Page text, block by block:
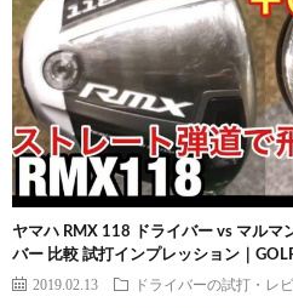
ヤマハ RMX 118 ドライバー vs マルマ
バー 比較 試打インプレッション｜
2019.02.13 ドライバーの試打・レ